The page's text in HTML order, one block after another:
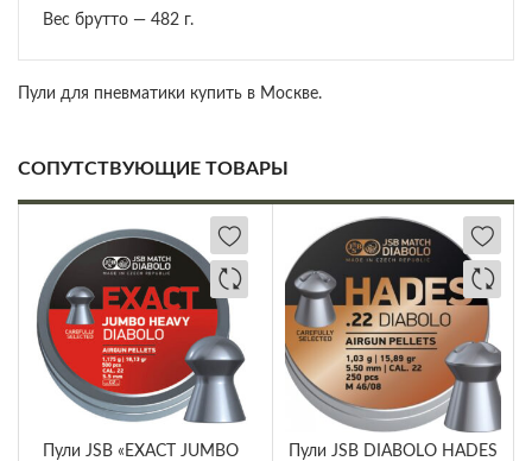
Вес брутто — 482 г.
Пули для пневматики купить в Москве.
СОПУТСТВУЮЩИЕ ТОВАРЫ
Пули JSB «EXACT JUMBO
Пули JSB DIABOLO HADES